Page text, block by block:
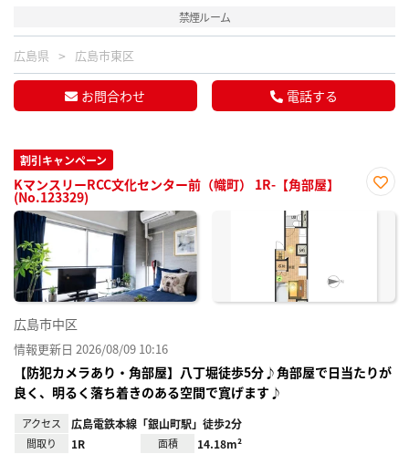
禁煙ルーム
広島県 広島市東区
お問合わせ 電話する
割引キャンペーン
KマンスリーRCC文化センター前（幟町） 1R-【角部屋】
(No.123329)
に入
広島市中区
情報更新日 2026/08/09 10:16
【防犯カメラあり・角部屋】八丁堀徒歩5分♪角部屋で日当たりが
良く、明るく落ち着きのある空間で寛げます♪
アクセス 広島電鉄本線「銀山町駅」徒歩2分
間取り 1R 面積 14.18m²